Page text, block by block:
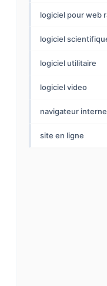
logiciel pour web
logiciel
logiciel utilitaire
logiciel video
navigateur
site en ligne